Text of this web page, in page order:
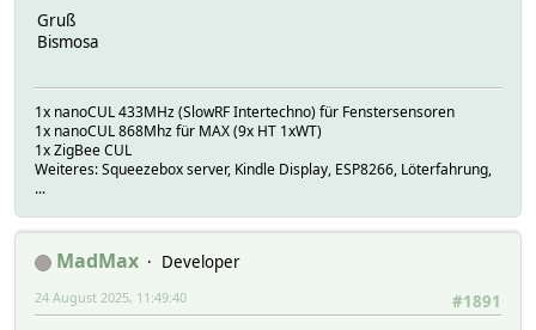
2025.06.05 14:22:12 3: SMAInverter - Inverter answer
2025.06.05 14:22:42 5: SMAInverter -> sup_SpotACVoltage
2025.06.05 14:22:42 5: SMAInverter - Received:
2025.06.05 14:22:42 3: SMAInverter - Inverter answer
2025.06.05 14:27:28 4: SMAInverter -> EM 4
2025.06.05 14:27:28 3: SMAInverter - Inverter answer
Gruß
Bismosa
1x nanoCUL 433MHz (SlowRF Intertechno) für Fenstersensoren
1x nanoCUL 868Mhz für MAX (9x HT 1xWT)
1x ZigBee CUL
Weiteres: Squeezebox server, Kindle Display, ESP8266, Löterfahrung,
...
MadMax
Developer
#1891
24 August 2025, 11:49:40